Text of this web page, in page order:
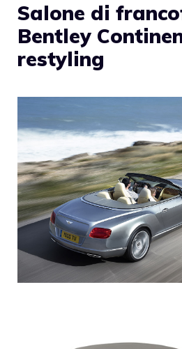
Salone di
Bentley
restyling